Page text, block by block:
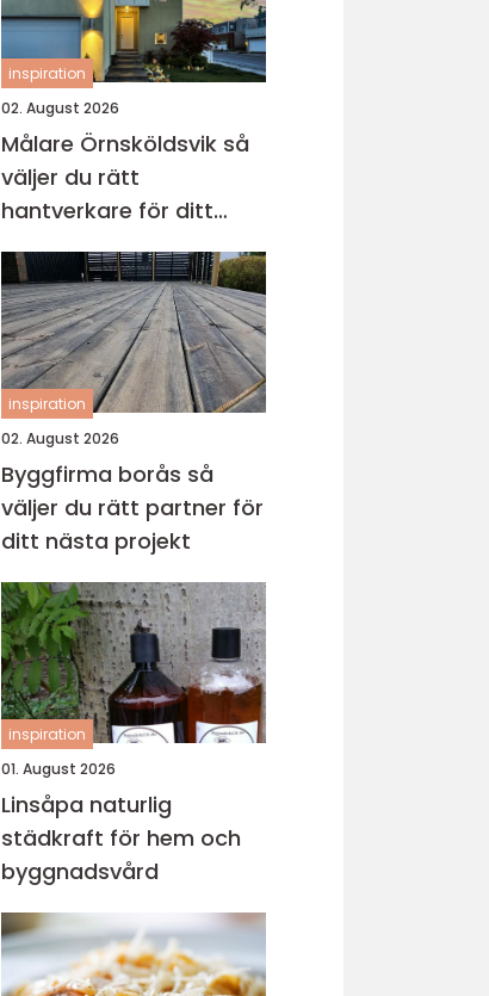
inspiration
02. August 2026
Målare Örnsköldsvik så
väljer du rätt
hantverkare för ditt
projekt
inspiration
02. August 2026
Byggfirma borås så
väljer du rätt partner för
ditt nästa projekt
inspiration
01. August 2026
Linsåpa naturlig
städkraft för hem och
byggnadsvård